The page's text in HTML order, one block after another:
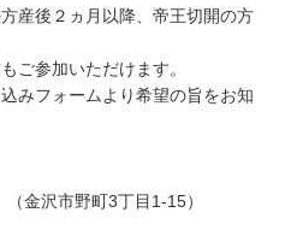
産後２ヵ月以降、帝王切開の方
参加いただけます。
フォームより希望の旨をお知
市野町3丁目1-15）